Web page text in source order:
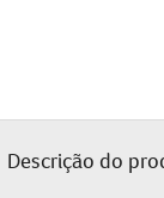
Descrição do